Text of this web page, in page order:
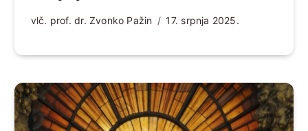
vlč. prof. dr. Zvonko Pažin 17. srpnja 2025.